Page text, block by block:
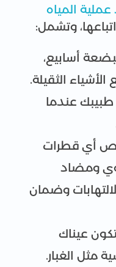
المياه
وتشمل:
أسابيع،
الثقيلة.
طبيبك عندما
أي قطرات
ومضاد
وضمان
عيناك
مثل الغبار.